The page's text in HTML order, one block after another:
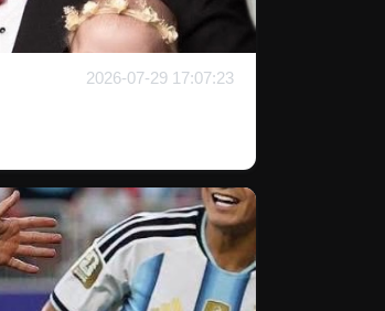
2026-07-29 17:07:23